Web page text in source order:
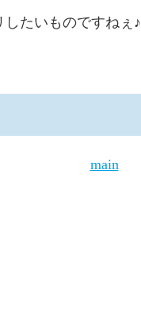
たいものですねぇ♪
main